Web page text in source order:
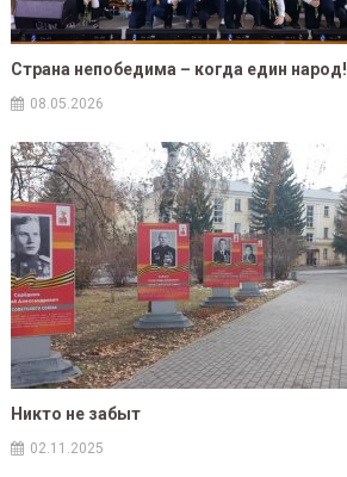
Страна непобедима – когда един народ!
08.05.2026
Никто не забыт
02.11.2025